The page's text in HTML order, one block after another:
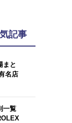
記事
まと
名店
一覧